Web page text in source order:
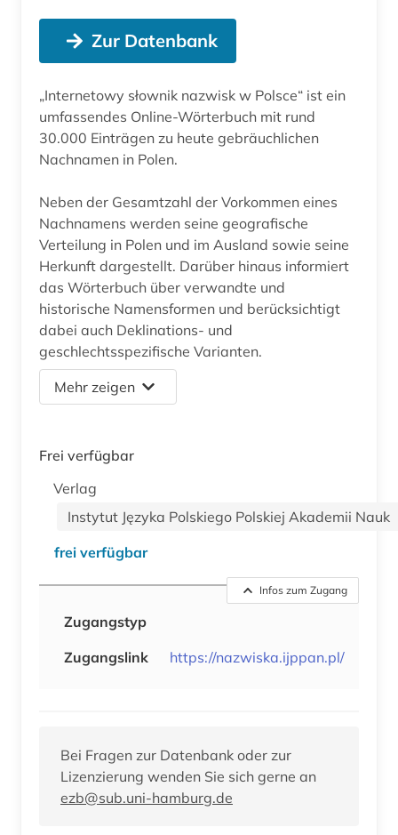
Zur Datenbank
„Internetowy słownik nazwisk w Polsce“ ist ein
umfassendes Online-Wörterbuch mit rund
30.000 Einträgen zu heute gebräuchlichen
Nachnamen in Polen.
Neben der Gesamtzahl der Vorkommen eines
Nachnamens werden seine geografische
Verteilung in Polen und im Ausland sowie seine
Herkunft dargestellt. Darüber hinaus informiert
das Wörterbuch über verwandte und
historische Namensformen und berücksichtigt
dabei auch Deklinations- und
geschlechtsspezifische Varianten.
Mehr zeigen
Frei verfügbar
Verlag
Instytut Języka Polskiego Polskiej Akademii Nauk
frei verfügbar
Infos zum Zugang
Zugangstyp
Zugangslink
https://nazwiska.ijppan.pl/
Bei Fragen zur Datenbank oder zur
Lizenzierung wenden Sie sich gerne an
ezb@sub.uni-hamburg.de